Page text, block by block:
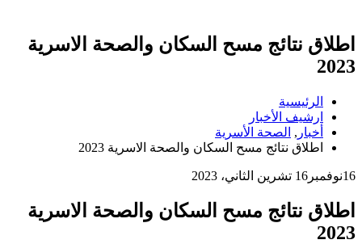
اطلاق نتائج مسح السكان والصحة الاسرية
2023
الرئيسية
ارشيف الأخبار
أخبار , الصحة الأسرية
اطلاق نتائج مسح السكان والصحة الاسرية 2023
16نوفمبر 16 تشرين الثاني، 2023
اطلاق نتائج مسح السكان والصحة الاسرية
2023